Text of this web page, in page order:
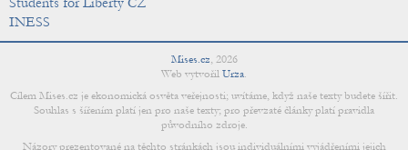
INESS
Mises.cz, 2026
Web vytvořil Urza.
Cílem Mises.cz je ekonomická osvěta veřejnosti; uvítáme, když naše texty budete šířit.
Souhlas s šířením platí jen pro naše texty; pro převzaté články platí pravidla
původního zdroje.
Názory prezentované na těchto stránkách jsou individuálními vyjádřeními jejich